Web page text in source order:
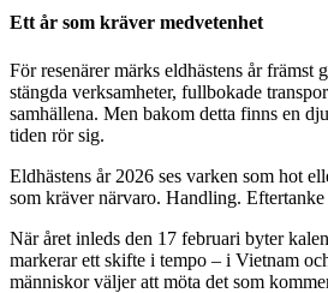
Ett år som kräver medvetenhet
För resenärer märks eldhästens år främst
stängda verksamheter, fullbokade
samhällena. Men bakom detta finns en
tiden rör sig.
Eldhästens år 2026 ses varken som hot
som kräver närvaro. Handling.
När året inleds den 17 februari byter
markerar ett skifte i tempo – i Vietnam
människor väljer att möta det som